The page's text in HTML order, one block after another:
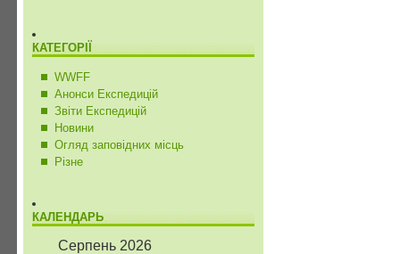
КАТЕГОРІЇ
WWFF
Анонси Експедицій
Звіти Експедицій
Новини
Огляд заповідних місць
Різне
КАЛЕНДАРЬ
Серпень 2026